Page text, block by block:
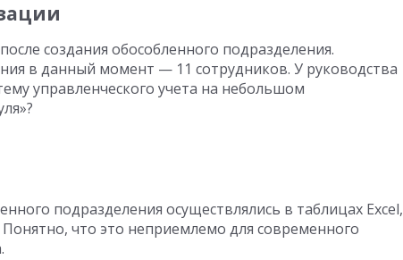
создания обособленного подразделения.
в данный момент — 11 сотрудников. У руководства
управленческого учета на небольшом
подразделения осуществлялись в таблицах Excel,
что это неприемлемо для современного